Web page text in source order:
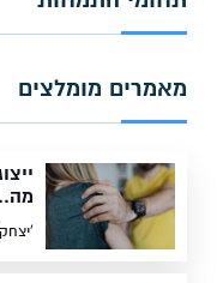
מאמרים מומלצים